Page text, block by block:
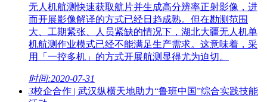
无人机航测快速获取航片并生成高分辨率正射影像，进
而开展影像解译的方式已经日趋成熟。但在勘测范围
大、工期紧张、人员紧缺的情况下，湖北大疆无人机单
机航测作业模式已经不能满足生产需求。这意味着，采
用「一控多机」的方式开展航测显得尤为迫切。
时间:2020-07-31
3校企合作 | 武汉纵横天地助力“鲁班中国”综合实践技能